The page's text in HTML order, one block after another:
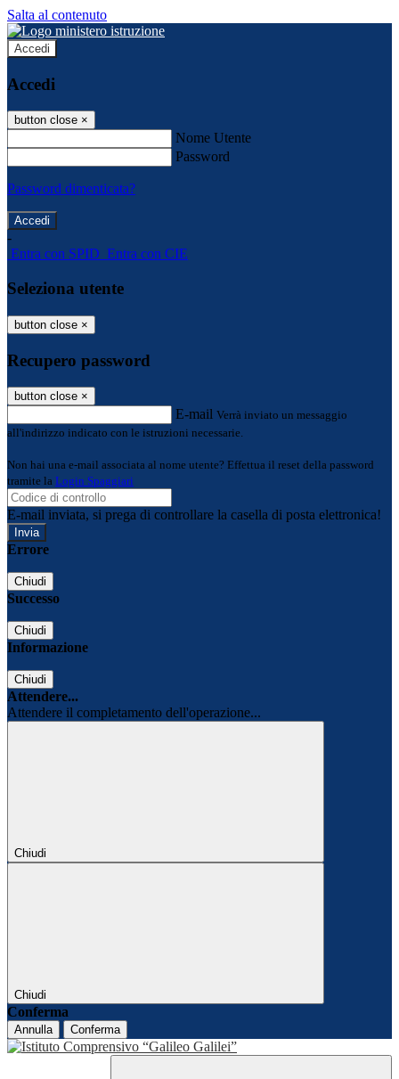
Salta al contenuto
Accedi
Accedi
button close ×
Nome Utente
Password
Password dimenticata?
-
Entra con SPID Entra con CIE
Seleziona utente
button close ×
Recupero password
button close ×
E-mail Verrà inviato un messaggio
all'indirizzo indicato con le istruzioni necessarie.
Non hai una e-mail associata al nome utente? Effettua il reset della password
tramite la Login Spaggiari
E-mail inviata, si prega di controllare la casella di posta elettronica!
Errore
Chiudi
Successo
Chiudi
Informazione
Chiudi
Attendere...
Attendere il completamento dell'operazione...
Chiudi
Chiudi
Conferma
Annulla Conferma